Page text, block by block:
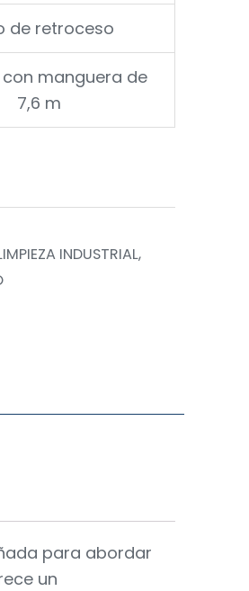
de retroceso
con manguera de
7,6 m
INDUSTRIAL,
para abordar
un